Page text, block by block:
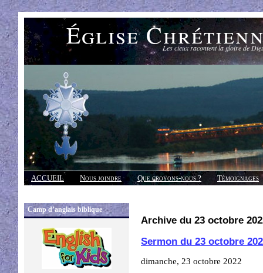
Église Les cieux racontent la gloire de
ACCUEIL Nous joindre Que croyons-nous ?
Témoignages
Réponses
Camp d’anglais biblique
Archive du 23 octobre
Sermon du 23 octobre
dimanche, 23 octobre 2022